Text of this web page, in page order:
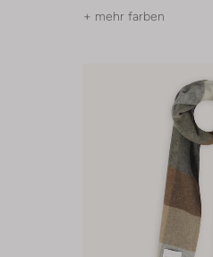
+ mehr farben